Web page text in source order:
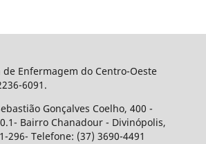
de Enfermagem do Centro-Oeste
6091.
Gonçalves Coelho, 400 -
Bairro Chanadour - Divinópolis,
296- Telefone: (37) 3690-4491